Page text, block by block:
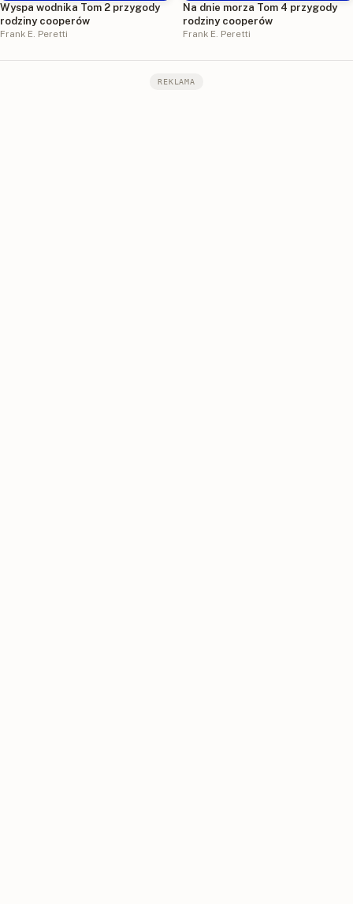
Wyspa wodnika Tom 2 przygody
rodziny cooperów
Frank E. Peretti
Na dnie morza Tom 4 przygody
rodziny cooperów
Frank E. Peretti
REKLAMA